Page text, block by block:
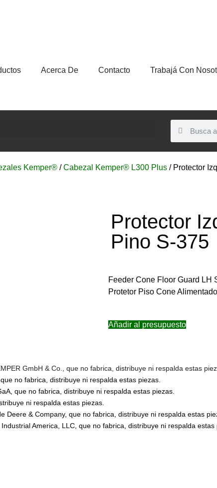
Acerca De Contacto Trabajá Con
Kemper® /Cabezal Kemper® L300 Plus / Protector
Protector
Pino S-375
Feeder Cone Floor Guard LH
Protetor Piso Cone
Añadir al presupuesto
GmbH & Co., que no fabrica, distribuye ni respalda estas
no fabrica, distribuye ni respalda estas piezas.
que no fabrica, distribuye ni respalda estas piezas.
ni respalda estas piezas.
& Company, que no fabrica, distribuye ni respalda estas
America, LLC, que no fabrica, distribuye ni respalda estas